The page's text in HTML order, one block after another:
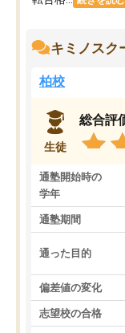
キミノスク
柏校
生徒
総合評
通塾開始時の
学年
通塾期間
通った目的
偏差値の変化
志望校の合格